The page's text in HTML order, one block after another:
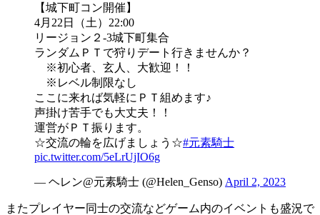
【城下町コン開催】
4月22日（土）22:00
リージョン２-3城下町集合
ランダムＰＴで狩りデート行きませんか？
※初心者、玄人、大歓迎！！
※レベル制限なし
ここに来れば気軽にＰＴ組めます♪
声掛け苦手でも大丈夫！！
運営がＰＴ振ります。
☆交流の輪を広げましょう☆#元素騎士
pic.twitter.com/5eLrUjIO6g
— ヘレン@元素騎士 (@Helen_Genso) April 2, 2023
またプレイヤー同士の交流などゲーム内のイベントも盛況で